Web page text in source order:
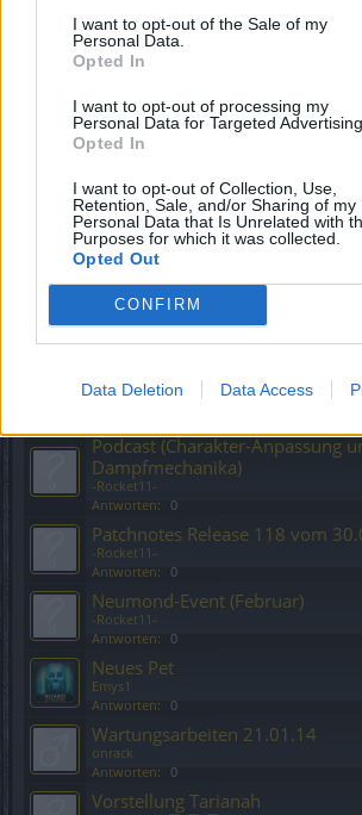
I want to opt-out of the Sale of my
Personal Data.
Opted In
I want to opt-out of processing my
Personal Data for Targeted Advertising.
Opted In
I want to opt-out of Collection, Use,
Retention, Sale, and/or Sharing of my
Personal Data that Is Unrelated with
Purposes for which it was collected.
Opted Out
CONFIRM
Data Deletion Data Access
Emys1
Antworten: 0
Die Geschichte über die
-Rocket11-
Antworten: 2
Antworten: 0
Hotfix zu R118 am 04.02.2014
Onebro
Antworten:
Anleitung zur Zahlung mit der
cosopt
Antworten: 0
Zirkelmagier
-Rocket11-
Podcast (Charakter-Anpassung
Dampfmechanika)
-Rocket11-
Antworten:
0
Patchnotes Release 118 vom
-Rocket11-
Antworten:
0
Neumond-Event (Februar)
-Rocket11-
Antworten:
0
Neues Pet
Emys1
Antworten:
0
Wartungsarbeiten 21.01.14
onrack
Antworten:
0
Vorstellung Tarianah